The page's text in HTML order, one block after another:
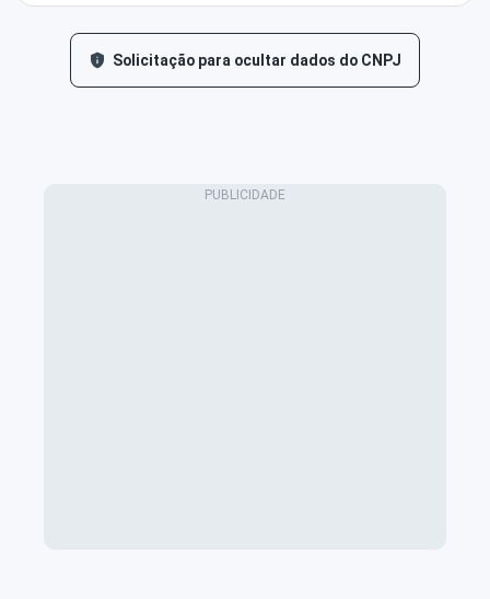
Solicitação para ocultar dados do CNPJ